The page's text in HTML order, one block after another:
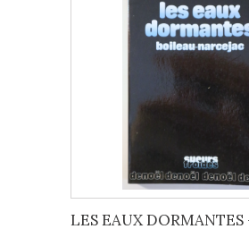
LES EAUX DORMANTES